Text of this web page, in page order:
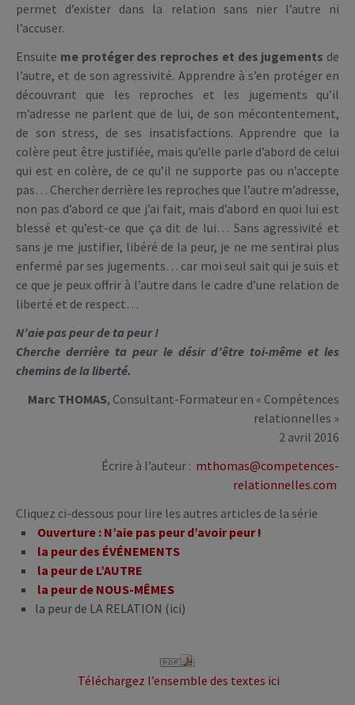
permet d’exister dans la relation sans nier l’autre ni
l’accuser.
Ensuite me protéger des reproches et des jugements de
l’autre, et de son agressivité. Apprendre à s’en protéger en
découvrant que les reproches et les jugements qu’il
m’adresse ne parlent que de lui, de son mécontentement,
de son stress, de ses insatisfactions. Apprendre que la
colère peut être justifiée, mais qu’elle parle d’abord de celui
qui est en colère, de ce qu’il ne supporte pas ou n’accepte
pas… Chercher derrière les reproches que l’autre m’adresse,
non pas d’abord ce que j’ai fait, mais d’abord en quoi lui est
blessé et qu’est-ce que ça dit de lui… Sans agressivité et
sans je me justifier, libéré de la peur, je ne me sentirai plus
enfermé par ses jugements… car moi seul sait qui je suis et
ce que je peux offrir à l’autre dans le cadre d’une relation de
liberté et de respect…
N’aie pas peur de ta peur !
Cherche derrière ta peur le désir d’être toi-même et les
chemins de la liberté.
Marc THOMAS, Consultant-Formateur en « Compétences
relationnelles »
2 avril 2016
Écrire à l’auteur : mthomas@competences-
relationnelles.com
Cliquez ci-dessous pour lire les autres articles de la série
Ouverture : N’aie pas peur d’avoir peur !
la peur des ÉVÉNEMENTS
la peur de L’AUTRE
la peur de NOUS-MÊMES
la peur de LA RELATION (ici)
Téléchargez l’ensemble des textes ici